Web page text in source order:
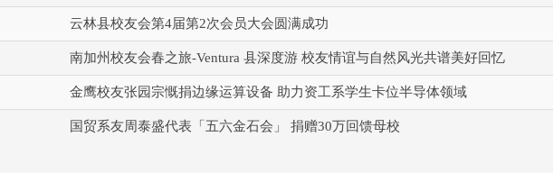
云林县校友会第4届第2次会员大会圆满成功
南加州校友会春之旅-Ventura 县深度游 校友情谊与自然风光共谱美好回忆
金鹰校友张园宗慨捐边缘运算设备 助力资工系学生卡位半导体领域
国贸系友周泰盛代表「五六金石会」 捐赠30万回馈母校